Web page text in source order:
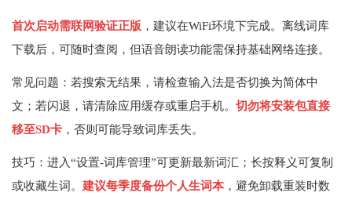
首次启动需联网验证正版 ，建议在WiFi环境下完成。离线词库
下载后，可随时查阅，但语音朗读功能需保持基础网络连接。
常见问题：若搜索无结果，请检查输入法是否切换为简体中
文；若闪退，请清除应用缓存或重启手机。 切勿将安装包直接
移至SD卡 ，否则可能导致词库丢失。
技巧：进入“设置-词库管理”可更新最新词汇；长按释义可复制
或收藏生词。 建议每季度备份个人生词本，避免卸载重装时数